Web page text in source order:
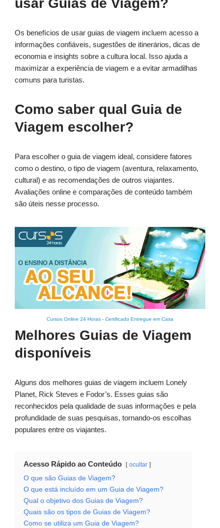
usar Guias de Viagem?
Os benefícios de usar guias de viagem incluem acesso a
informações confiáveis, sugestões de itinerários, dicas de
economia e insights sobre a cultura local. Isso ajuda a
maximizar a experiência de viagem e a evitar armadilhas
comuns para turistas.
Como saber qual Guia de
Viagem escolher?
Para escolher o guia de viagem ideal, considere fatores
como o destino, o tipo de viagem (aventura, relaxamento,
cultural) e as recomendações de outros viajantes.
Avaliações online e comparações de conteúdo também
são úteis nesse processo.
Cursos Online 24 Horas - Certificado Entregue em Casa
Melhores Guias de Viagem
disponíveis
Alguns dos melhores guias de viagem incluem Lonely
Planet, Rick Steves e Fodor’s. Esses guias são
reconhecidos pela qualidade de suas informações e pela
profundidade de suas pesquisas, tornando-os escolhas
populares entre os viajantes.
Acesso Rápido ao Conteúdo ocultar
O que são Guias de Viagem?
O que está incluído em um Guia de Viagem?
Qual o objetivo dos Guias de Viagem?
Quais são os tipos de Guias de Viagem?
Como se utiliza um Guia de Viagem?